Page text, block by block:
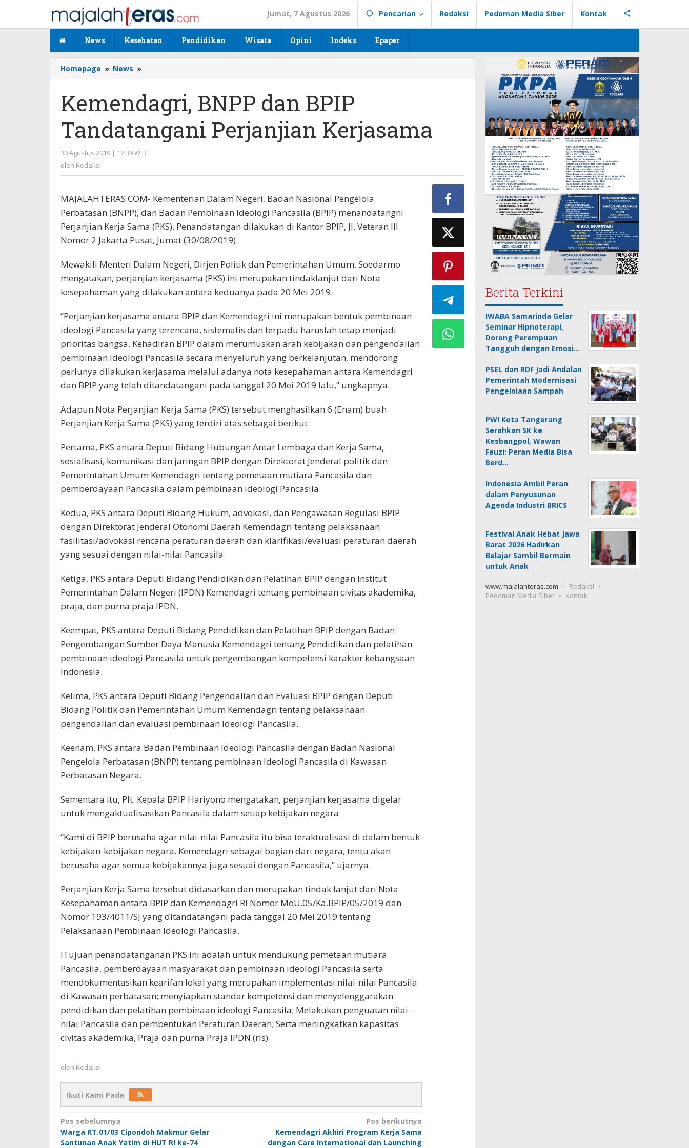
konten
Jumat, 7 Agustus 2026 Pencarian Redaksi Pedoman Media Siber Kontak
News Kesehatan Pendidikan Wisata Opini Indeks Epaper
Homepage » News »
BNPP
BPIP
Tandatangani
Kerjasama
Kemendagri, BNPP dan BPIP
Tandatangani Perjanjian Kerjasama
30 Agustus 2019 | 12:39 WIB
oleh Redaksi
MAJALAHTERAS.COM- Kementerian Dalam Negeri, Badan Nasional Pengelola
Perbatasan (BNPP), dan Badan Pembinaan Ideologi Pancasila (BPIP) menandatangni
Perjanjian Kerja Sama (PKS). Penandatangan dilakukan di Kantor BPIP, Jl. Veteran III
Nomor 2 Jakarta Pusat, Jumat (30/08/2019).
Mewakili Menteri Dalam Negeri, Dirjen Politik dan Pemerintahan Umum, Soedarmo
mengatakan, perjanjian kerjasama (PKS) ini merupakan tindaklanjut dari Nota
kesepahaman yang dilakukan antara keduanya pada 20 Mei 2019.
“Perjanjian kerjasama antara BPIP dan Kemendagri ini merupakan bentuk pembinaan
ideologi Pancasila yang terencana, sistematis dan terpadu haruslah tetap menjadi
prioritas bangsa. Kehadiran BPIP dalam merumuskan arah kebijakan dan pengendalian
pembinaan Ideologi Pancasila secara menyeluruh yang berkelanjutan, mendorong
perlunya dilakukan kerjasama melalui adanya nota kesepahaman antara Kemendagri
dan BPIP yang telah ditandatangani pada tanggal 20 Mei 2019 lalu,” ungkapnya.
Adapun Nota Perjanjian Kerja Sama (PKS) tersebut menghasilkan 6 (Enam) buah
Perjanjian Kerja Sama (PKS) yang terdiri atas sebagai berikut:
Pertama, PKS antara Deputi Bidang Hubungan Antar Lembaga dan Kerja Sama,
sosialisasi, komunikasi dan jaringan BPIP dengan Direktorat Jenderal politik dan
Pemerintahan Umum Kemendagri tentang pemetaan mutiara Pancasila dan
pemberdayaan Pancasila dalam pembinaan ideologi Pancasila.
Kedua, PKS antara Deputi Bidang Hukum, advokasi, dan Pengawasan Regulasi BPIP
dengan Direktorat Jenderal Otonomi Daerah Kemendagri tentang pelaksanaan
fasilitasi/advokasi rencana peraturan daerah dan klarifikasi/evaluasi peraturan daerah
yang sesuai dengan nilai-nilai Pancasila.
Ketiga, PKS antara Deputi Bidang Pendidikan dan Pelatihan BPIP dengan Institut
Pemerintahan Dalam Negeri (IPDN) Kemendagri tentang pembinaan civitas akademika,
praja, dan purna praja IPDN.
Keempat, PKS antara Deputi Bidang Pendidikan dan Pelatihan BPIP dengan Badan
Pengembangan Sumber Daya Manusia Kemendagri tentang Pendidikan dan pelatihan
pembinaan ideologi Pancasila untuk pengembangan kompetensi karakter kebangsaan
Indonesia.
Kelima, PKS antara Deputi Bidang Pengendalian dan Evaluasi BPIP dengan Deputi
Bidang Politik dan Pemerintahan Umum Kemendagri tentang pelaksanaan
pengendalian dan evaluasi pembinaan Ideologi Pancasila.
Keenam, PKS antara Badan Pembinaan Ideologi Pancasila dengan Badan Nasional
Pengelola Perbatasan (BNPP) tentang pembinaan Ideologi Pancasila di Kawasan
Perbatasan Negara.
Sementara itu, Plt. Kepala BPIP Hariyono mengatakan, perjanjian kerjasama digelar
untuk mengaktualisasikan Pancasila dalam setiap kebijakan negara.
“Kami di BPIP berusaha agar nilai-nilai Pancasila itu bisa teraktualisasi di dalam bentuk
kebijakan-kebijakan negara. Kemendagri sebagai bagian dari negara, tentu akan
berusaha agar semua kebijakannya juga sesuai dengan Pancasila,” ujarnya.
Perjanjian Kerja Sama tersebut didasarkan dan merupakan tindak lanjut dari Nota
Kesepahaman antara BPIP dan Kemendagri RI Nomor MoU.05/Ka.BPIP/05/2019 dan
Nomor 193/4011/SJ yang ditandatangani pada tanggal 20 Mei 2019 tentang
Pelaksanaan Pembinaan Ideologi Pancasila.
ITujuan penandatanganan PKS ini adalah untuk mendukung pemetaan mutiara
Pancasila, pemberdayaan masyarakat dan pembinaan ideologi Pancasila serta
mendokumentasikan kearifan lokal yang merupakan implementasi nilai-nilai Pancasila
di Kawasan perbatasan; menyiapkan standar kompetensi dan menyelenggarakan
pendidikan dan pelatihan pembinaan ideologi Pancasila; Melakukan penguatan nilai-
nilai Pancasila dan pembentukan Peraturan Daerah; Serta meningkatkan kapasitas
civitas akademika, Praja dan purna Praja IPDN.(rls)
oleh Redaksi
Ikuti Kami Pada
Navigasi
pos
Pos sebelumnya
Warga RT.01/03 Cipondoh Makmur Gelar
Santunan Anak Yatim di HUT RI ke-74
Pos berikutnya
Kemendagri Akhiri Program Kerja Sama
dengan Care International dan Launching
Berita Terkini
IWABA Samarinda Gelar
Seminar Hipnoterapi,
Dorong Perempuan
Tangguh dengan Emosi…
PSEL dan RDF Jadi Andalan
Pemerintah Modernisasi
Pengelolaan Sampah
PWI Kota Tangerang
Serahkan SK ke
Kesbangpol, Wawan
Fauzi: Peran Media Bisa
Berd…
Indonesia Ambil Peran
dalam Penyusunan
Agenda Industri BRICS
Festival Anak Hebat Jawa
Barat 2026 Hadirkan
Belajar Sambil Bermain
untuk Anak
www.majalahteras.com
Redaksi
Pedoman Media Siber
Kontak